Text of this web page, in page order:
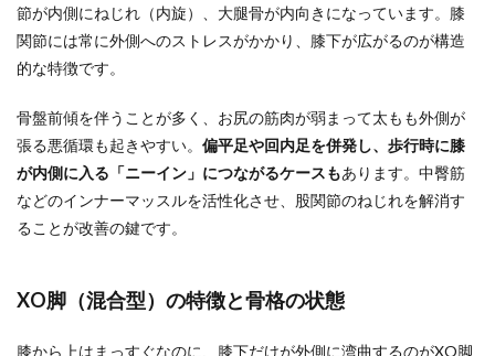
節が内側にねじれ（内旋）、大腿骨が内向きになっています。膝
関節には常に外側へのストレスがかかり、膝下が広がるのが構造
的な特徴です。
骨盤前傾を伴うことが多く、お尻の筋肉が弱まって太もも外側が
張る悪循環も起きやすい。 偏平足や回内足を併発し、歩行時に膝
が内側に入る「ニーイン」につながるケースもあります。中臀筋
などのインナーマッスルを活性化させ、股関節のねじれを解消す
ることが改善の鍵です。
XO脚（混合型）の特徴と骨格の状態
膝から上はまっすぐなのに、膝下だけが外側に湾曲するのがXO脚